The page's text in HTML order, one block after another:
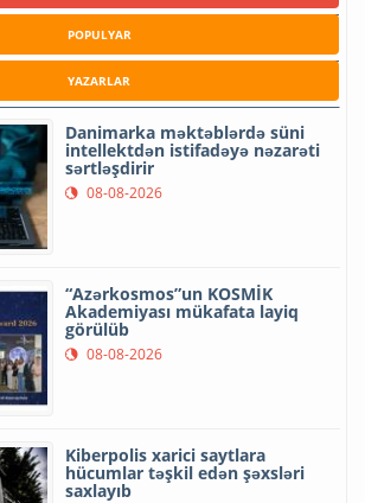
POPULYAR
YAZARLAR
Danimarka məktəblərdə süni
intellektdən istifadəyə nəzarəti
sərtləşdirir
08-08-2026
“Azərkosmos”un KOSMİK
Akademiyası mükafata layiq
görülüb
08-08-2026
Kiberpolis xarici saytlara
hücumlar təşkil edən şəxsləri
saxlayıb